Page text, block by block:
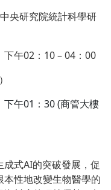
央研究院統計科學研
午02：10 – 04：00
午01：30 (商管大樓
式AI的突破發展，促
性地改變生物醫學的